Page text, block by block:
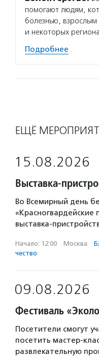
помогают людям,
болезнью,
и некоторых
Подробнее
ЕЩЁ
15.08.2026
Выставка-
Во Всемирный день
«Красногвардейские
выставка-
Начало: 12:00 · Москва ·
чест­во
09.08.2026
Фестиваль
Посетители смогут
посетить мастер-
развлекательную